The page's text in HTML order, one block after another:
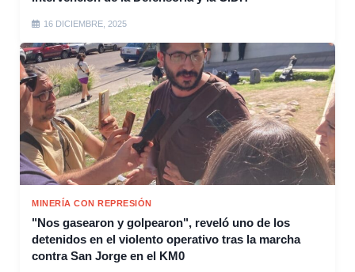
16 DICIEMBRE, 2025
MINERÍA CON REPRESIÓN
"Nos gasearon y golpearon", reveló uno de los
detenidos en el violento operativo tras la marcha
contra San Jorge en el KM0